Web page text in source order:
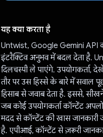
यह क्या करता है
Untwist, Google Gemini API
इंटरैक्टिव अनुभव में बदल देता है.
दिलचस्पी ले पाएंगे. उपयोगकर्ता,
तौर पर उस हिस्से के बारे में
हिसाब से जवाब देता है. इससे,
जब कोई उपयोगकर्ता कॉन्टेंट
मदद से कॉन्टेंट की खास जानकारी
है. एपीआई, कॉन्टेंट से ज़रूरी